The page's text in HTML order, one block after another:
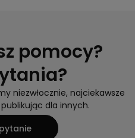
pomocy?
niezwłocznie, najciekawsze
dla innych.